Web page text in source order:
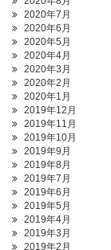
2020年7月
2020年6月
2020年5月
2020年4月
2020年3月
2020年2月
2020年1月
2019年12月
2019年11月
2019年10月
2019年9月
2019年8月
2019年7月
2019年6月
2019年5月
2019年4月
2019年3月
2019年2月